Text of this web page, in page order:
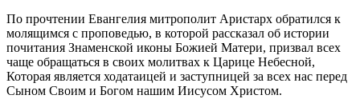
По прочтении Евангелия митрополит Аристарх обратился к
молящимся с проповедью, в которой рассказал об истории
почитания Знаменской иконы Божией Матери, призвал всех
чаще обращаться в своих молитвах к Царице Небесной,
Которая является ходатаицей и заступницей за всех нас перед
Сыном Своим и Богом нашим Иисусом Христом.